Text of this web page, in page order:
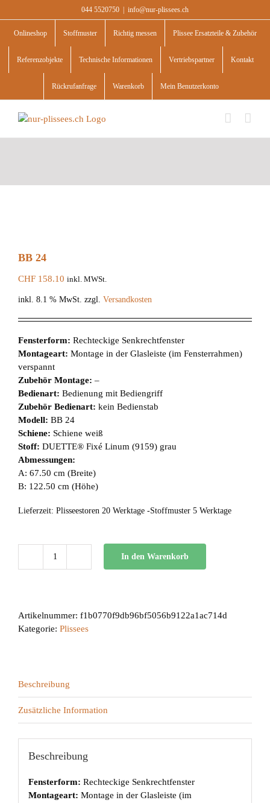
to
content
044 5520750 info@nur-plissees.ch
Onlineshop Stoffmuster Richtig messen Plissee Ersatzteile & Zubehör
Referenzobjekte Technische Informationen Vertriebspartner Kontakt
Rückrufanfrage Warenkorb Mein Benutzerkonto
BB 24
CHF 158.10 inkl. MWSt.
inkl. 8.1 % MwSt. zzgl. Versandkosten
Fensterform: Rechteckige Senkrechtfenster
Montageart: Montage in der Glasleiste (im Fensterrahmen)
verspannt
Zubehör Montage: –
Bedienart: Bedienung mit Bediengriff
Zubehör Bedienart: kein Bedienstab
Modell: BB 24
Schiene: Schiene weiß
Stoff: DUETTE® Fixé Linum (9159) grau
Abmessungen:
A: 67.50 cm (Breite)
B: 122.50 cm (Höhe)
Lieferzeit: Plisseestoren 20 Werktage -Stoffmuster 5 Werktage
BB
In den Warenkorb
Artikelnummer: f1b0770f9db96bf5056b9122a1ac714d
Kategorie: Plissees
Beschreibung
Zusätzliche Information
Beschreibung
Fensterform: Rechteckige Senkrechtfenster
Montageart: Montage in der Glasleiste (im